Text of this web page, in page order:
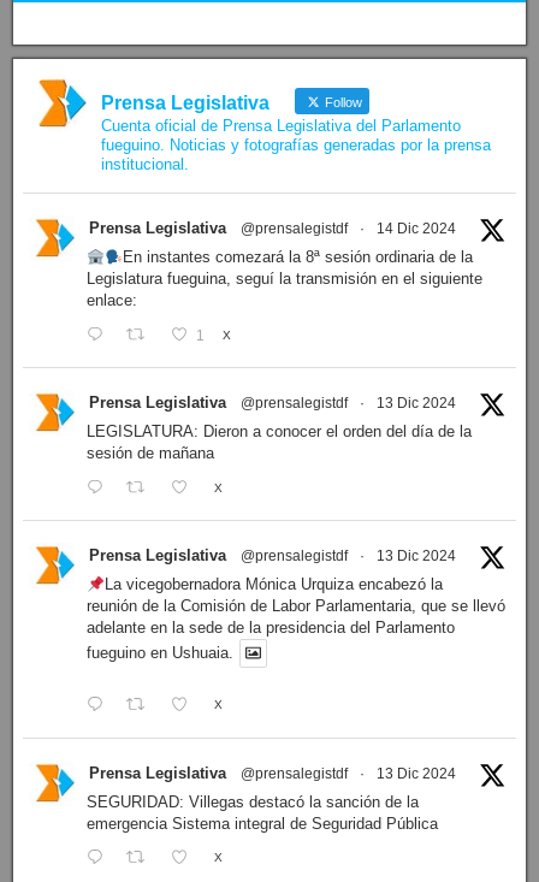
Prensa Legislativa Follow
Cuenta oficial de Prensa Legislativa del Parlamento
fueguino. Noticias y fotografías generadas por la prensa
institucional.
Prensa Legislativa @prensalegistdf · 14 Dic 2024
En instantes comezará la 8ª sesión ordinaria de la
Legislatura fueguina, seguí la transmisión en el siguiente
enlace:
1 X
Prensa Legislativa @prensalegistdf · 13 Dic 2024
LEGISLATURA: Dieron a conocer el orden del día de la
sesión de mañana
X
Prensa Legislativa @prensalegistdf · 13 Dic 2024
La vicegobernadora Mónica Urquiza encabezó la
reunión de la Comisión de Labor Parlamentaria, que se llevó
adelante en la sede de la presidencia del Parlamento
fueguino en Ushuaia.
X
Prensa Legislativa @prensalegistdf · 13 Dic 2024
SEGURIDAD: Villegas destacó la sanción de la
emergencia Sistema integral de Seguridad Pública
X